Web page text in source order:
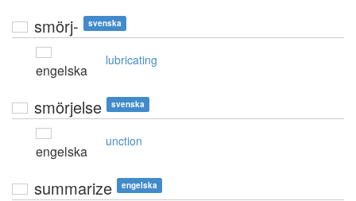
smörj- svenska
engelska
lubricating
smörjelse svenska
engelska
unction
summarize engelska